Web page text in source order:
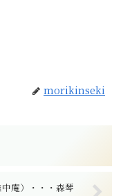
morikinseki
庵）・・・森琴